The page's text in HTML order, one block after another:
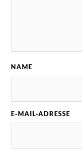
NAME
E-MAIL-ADRESSE